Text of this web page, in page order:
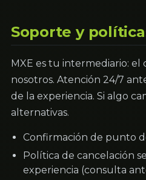
Soporte y
MXE es tu intermediario:
nosotros. Atención 24/7
de la experiencia. Si algo
alternativas.
Confirmación de punto
Política de cancelación
experiencia (consulta